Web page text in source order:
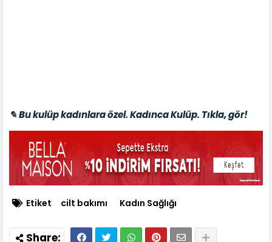
✎ Bu kulüp kadınlara özel. Kadınca Kulüp. Tıkla, gör!
Etiket cilt bakımı Kadın Sağlığı